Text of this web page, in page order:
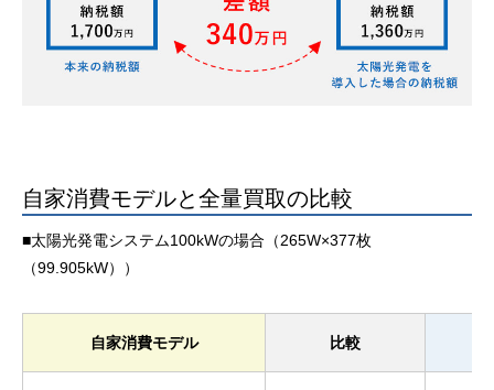
自家消費モデルと全量買取の比較
■太陽光発電システム100kWの場合（265W×377枚
（99.905kW））
自家消費モデル 比較